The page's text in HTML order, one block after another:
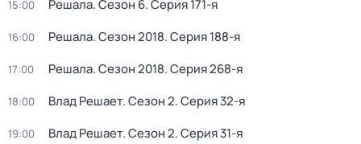
15:00 Решала. Сезон 6. Серия 171-я
16:00 Решала. Сезон 2018. Серия 188-я
17:00 Решала. Сезон 2018. Серия 268-я
18:00 Влад Решает. Сезон 2. Серия 32-я
19:00 Влад Решает. Сезон 2. Серия 31-я